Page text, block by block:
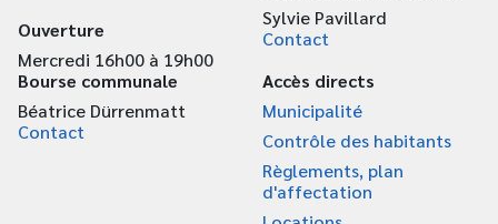
Ouverture
Mercredi 16h00 à 19h00
Sylvie Pavillard
Contact
Bourse communale
Béatrice Dürrenmatt
Contact
Accès directs
Municipalité
Contrôle des habitants
Règlements, plan
d'affectation